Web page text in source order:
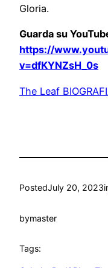
Gloria.
Guarda su
https://
v=dfKYNZsH_0s
The Leaf
PostedJuly 20, 2023
bymaster
Tags: